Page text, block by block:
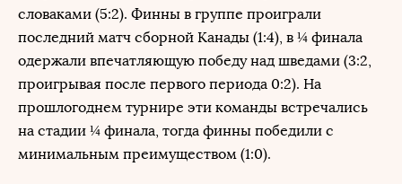
словаками (5:2). Финны в группе проиграли
последний матч сборной Канады (1:4), в ¼ финала
одержали впечатляющую победу над шведами (3:2,
проигрывая после первого периода 0:2). На
прошлогоднем турнире эти команды встречались
на стадии ¼ финала, тогда финны победили с
минимальным преимуществом (1:0).